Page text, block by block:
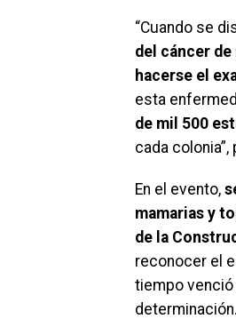
“Cuando se
del cáncer
hacerse el
esta
de mil 500
cada
En el evento,
mamarias y
de la
reconocer el
tiempo venció
determinación.